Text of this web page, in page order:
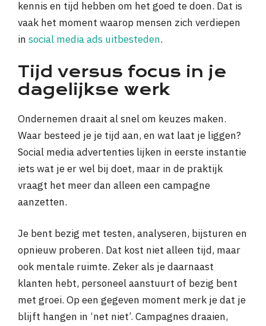
kennis en tijd hebben om het goed te doen. Dat is
vaak het moment waarop mensen zich verdiepen
in social media ads uitbesteden.
Tijd versus focus in je
dagelijkse werk
Ondernemen draait al snel om keuzes maken.
Waar besteed je je tijd aan, en wat laat je liggen?
Social media advertenties lijken in eerste instantie
iets wat je er wel bij doet, maar in de praktijk
vraagt het meer dan alleen een campagne
aanzetten.
Je bent bezig met testen, analyseren, bijsturen en
opnieuw proberen. Dat kost niet alleen tijd, maar
ook mentale ruimte. Zeker als je daarnaast
klanten hebt, personeel aanstuurt of bezig bent
met groei. Op een gegeven moment merk je dat je
blijft hangen in ‘net niet’. Campagnes draaien,